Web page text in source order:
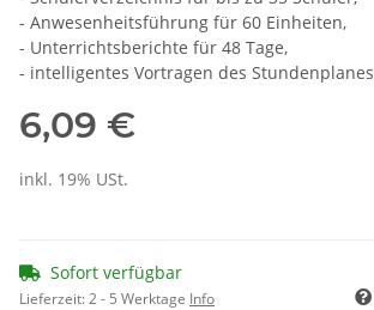
- Anwesenheitsführung für 60 Einheiten,
- Unterrichtsberichte für 48 Tage,
- intelligentes Vortragen des Stundenplanes
6,09 €
inkl. 19% USt.
Sofort verfügbar
Lieferzeit:2 - 5 Werktage Info